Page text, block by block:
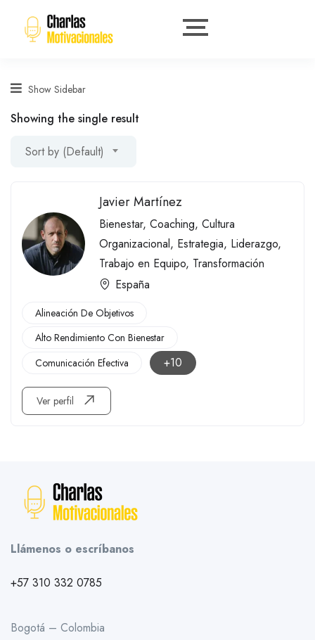
Show Sidebar
Showing the single result
Sort by (Default)
Javier Martínez
Bienestar, Coaching, Cultura
Organizacional, Estrategia, Liderazgo,
Trabajo en Equipo, Transformación
España
Alineación De Objetivos
Alto Rendimiento Con Bienestar
Comunicación Efectiva
+10
Ver perfil
Llámenos o escríbanos
+57 310 332 0785
Bogotá – Colombia